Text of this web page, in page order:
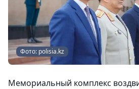
Фото: polisia.kz
Мемориальный комплекс